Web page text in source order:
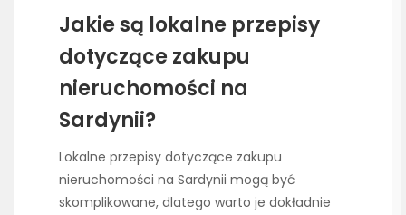
Jakie są lokalne przepisy
dotyczące zakupu
nieruchomości na
Sardynii?
Lokalne przepisy dotyczące zakupu
nieruchomości na Sardynii mogą być
skomplikowane, dlatego warto je dokładnie